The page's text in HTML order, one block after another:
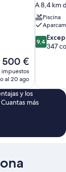
El
precio
actual
de
500 €
500 €
impuestos
al 20 ago
A 8,4 km
Piscina
9.4
sobre
9,4
347
y los
más